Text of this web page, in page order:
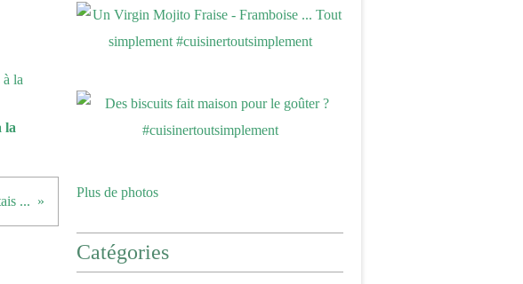
la
...
Plus de photos
Catégories